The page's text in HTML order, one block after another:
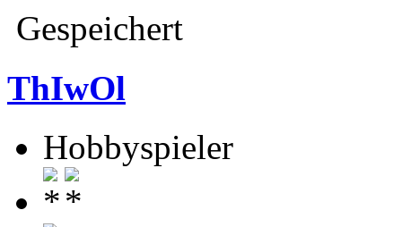
Gespeichert
ThIwOl
Hobbyspieler